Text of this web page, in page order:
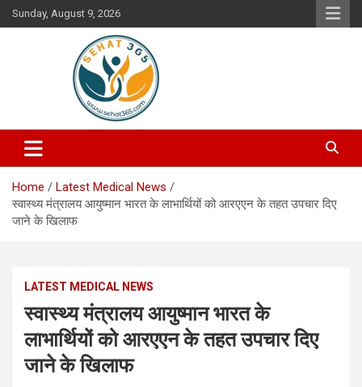
Skip
to
Sunday, August 9, 2026
Sehat365
Your's Complete Health Guide
Home
Latest Medical News
स्वास्थ्य मंत्रालय आयुष्मान भारत के लाभार्थियों को आरएएन के तहत उपचार दिए
जाने के खिलाफ
LATEST MEDICAL NEWS
स्वास्थ्य मंत्रालय आयुष्मान भारत के
लाभार्थियों को आरएएन के तहत उपचार दिए
जाने के खिलाफ